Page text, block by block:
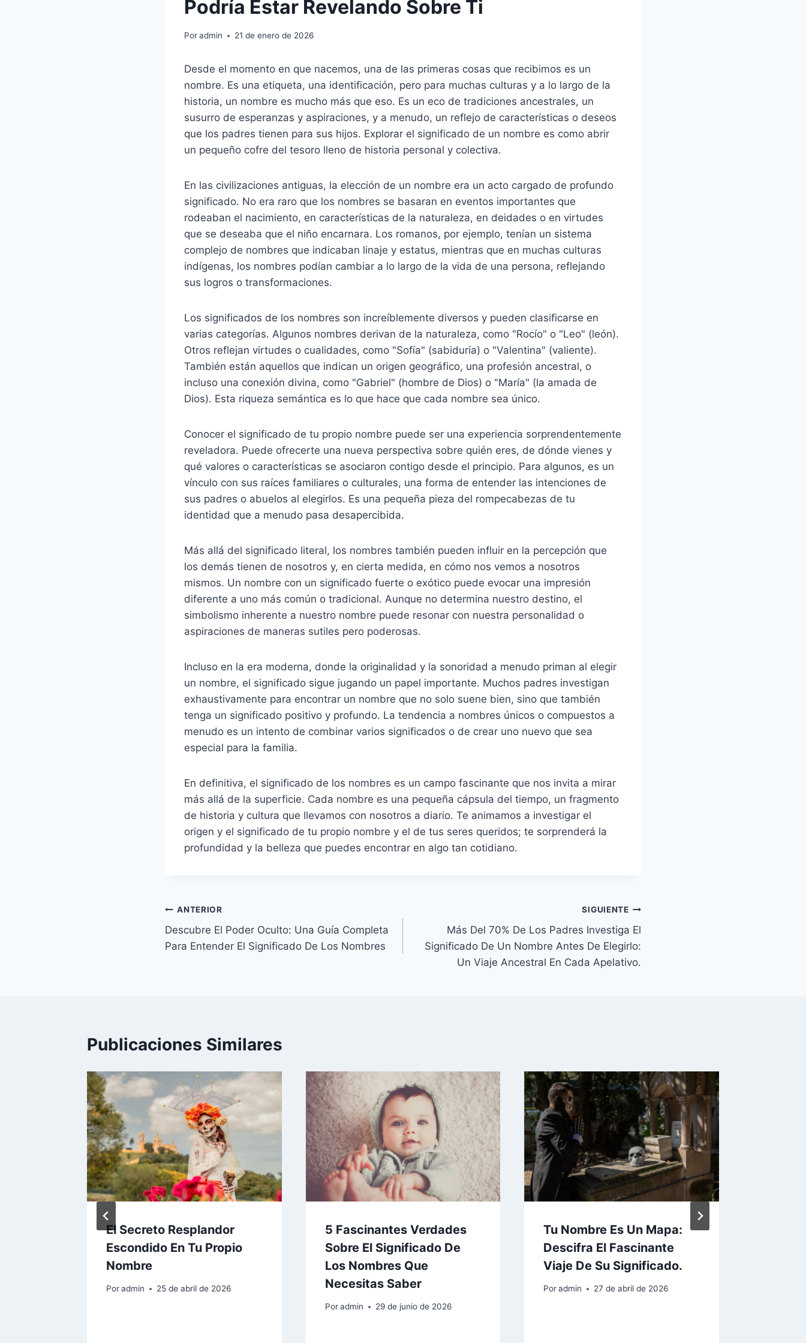
Podría Estar Revelando Sobre Ti
Poradmin 21 de enero de 2026
Desde el momento en que nacemos, una de las primeras cosas que recibimos es un
nombre. Es una etiqueta, una identificación, pero para muchas culturas y a lo largo de la
historia, un nombre es mucho más que eso. Es un eco de tradiciones ancestrales, un
susurro de esperanzas y aspiraciones, y a menudo, un reflejo de características o deseos
que los padres tienen para sus hijos. Explorar el significado de un nombre es como abrir
un pequeño cofre del tesoro lleno de historia personal y colectiva.
En las civilizaciones antiguas, la elección de un nombre era un acto cargado de profundo
significado. No era raro que los nombres se basaran en eventos importantes que
rodeaban el nacimiento, en características de la naturaleza, en deidades o en virtudes
que se deseaba que el niño encarnara. Los romanos, por ejemplo, tenían un sistema
complejo de nombres que indicaban linaje y estatus, mientras que en muchas culturas
indígenas, los nombres podían cambiar a lo largo de la vida de una persona, reflejando
sus logros o transformaciones.
Los significados de los nombres son increíblemente diversos y pueden clasificarse en
varias categorías. Algunos nombres derivan de la naturaleza, como "Rocío" o "Leo" (león).
Otros reflejan virtudes o cualidades, como "Sofía" (sabiduría) o "Valentina" (valiente).
También están aquellos que indican un origen geográfico, una profesión ancestral, o
incluso una conexión divina, como "Gabriel" (hombre de Dios) o "María" (la amada de
Dios). Esta riqueza semántica es lo que hace que cada nombre sea único.
Conocer el significado de tu propio nombre puede ser una experiencia sorprendentemente
reveladora. Puede ofrecerte una nueva perspectiva sobre quién eres, de dónde vienes y
qué valores o características se asociaron contigo desde el principio. Para algunos, es un
vínculo con sus raíces familiares o culturales, una forma de entender las intenciones de
sus padres o abuelos al elegirlos. Es una pequeña pieza del rompecabezas de tu
identidad que a menudo pasa desapercibida.
Más allá del significado literal, los nombres también pueden influir en la percepción que
los demás tienen de nosotros y, en cierta medida, en cómo nos vemos a nosotros
mismos. Un nombre con un significado fuerte o exótico puede evocar una impresión
diferente a uno más común o tradicional. Aunque no determina nuestro destino, el
simbolismo inherente a nuestro nombre puede resonar con nuestra personalidad o
aspiraciones de maneras sutiles pero poderosas.
Incluso en la era moderna, donde la originalidad y la sonoridad a menudo priman al elegir
un nombre, el significado sigue jugando un papel importante. Muchos padres investigan
exhaustivamente para encontrar un nombre que no solo suene bien, sino que también
tenga un significado positivo y profundo. La tendencia a nombres únicos o compuestos a
menudo es un intento de combinar varios significados o de crear uno nuevo que sea
especial para la familia.
En definitiva, el significado de los nombres es un campo fascinante que nos invita a mirar
más allá de la superficie. Cada nombre es una pequeña cápsula del tiempo, un fragmento
de historia y cultura que llevamos con nosotros a diario. Te animamos a investigar el
origen y el significado de tu propio nombre y el de tus seres queridos; te sorprenderá la
profundidad y la belleza que puedes encontrar en algo tan cotidiano.
Navegación
de
ANTERIOR
Descubre El Poder Oculto: Una Guía Completa
Para Entender El Significado De Los Nombres
SIGUIENTE
Más Del 70% De Los Padres Investiga El
Significado De Un Nombre Antes De Elegirlo:
Un Viaje Ancestral En Cada Apelativo.
Publicaciones Similares
El Secreto Resplandor
Escondido En Tu Propio
Nombre
Poradmin 25 de abril de 2026
5 Fascinantes Verdades
Sobre El Significado De
Los Nombres Que
Necesitas Saber
Por admin 29 de junio de 2026
Tu Nombre Es Un Mapa:
Descifra El Fascinante
Viaje De Su Significado.
Por admin 27 de abril de 2026